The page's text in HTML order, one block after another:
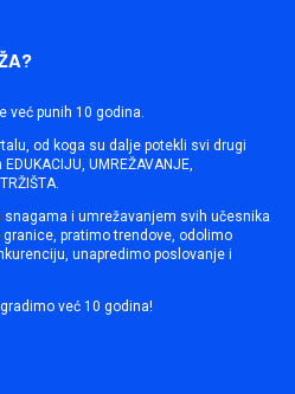
već punih 10 godina.
od koga su dalje potekli svi drugi
UMREŽAVANJE,
i umrežavanjem svih učesnika
pratimo trendove, odolimo
unapredimo poslovanje i
već 10 godina!